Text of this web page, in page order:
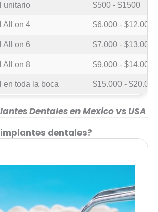
unitario $500 - $1500
All on 4 $6.000 - $12.000
All on 6 $7.000 - $13.000
All on 8 $9.000 - $14.000
en toda la boca $15.000 - $20.000
Dentales en Mexico vs USA
dentales?